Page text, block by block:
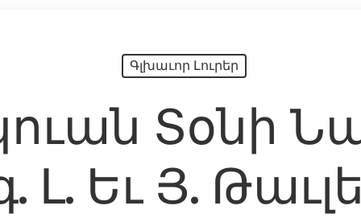
Գլխաւոր Լուրեր
Տօնի
Լ. Եւ Յ.